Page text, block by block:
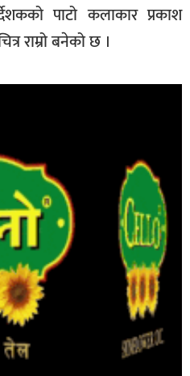
पाटो कलाकार प्रकाश
राम्रो बनेको छ ।